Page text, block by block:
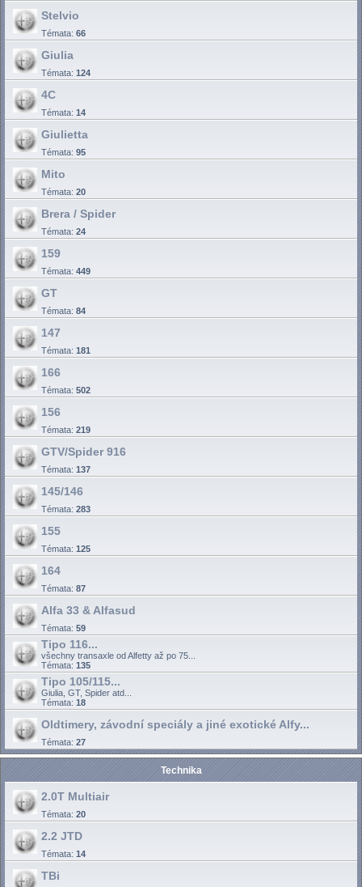
Stelvio
Témata: 66
Giulia
Témata: 124
4C
Témata: 14
Giulietta
Témata: 95
Mito
Témata: 20
Brera / Spider
Témata: 24
159
Témata: 449
GT
Témata: 84
147
Témata: 181
166
Témata: 502
156
Témata: 219
GTV/Spider 916
Témata: 137
145/146
Témata: 283
155
Témata: 125
164
Témata: 87
Alfa 33 & Alfasud
Témata: 59
Tipo 116...
všechny transaxle od Alfetty až po 75...
Témata: 135
Tipo 105/115...
Giulia, GT, Spider atd...
Témata: 18
Oldtimery, závodní speciály a jiné exotické Alfy...
Témata: 27
Technika
2.0T Multiair
Témata: 20
2.2 JTD
Témata: 14
TBi